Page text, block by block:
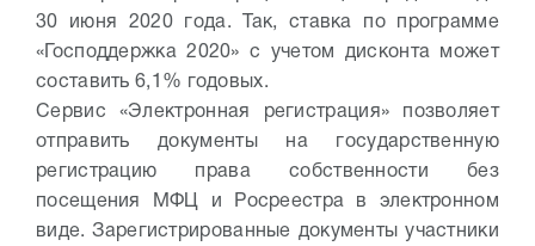
30 июня 2020 года. Так, ставка по программе
«Господдержка 2020» с учетом дисконта может
составить 6,1% годовых.
Сервис «Электронная регистрация» позволяет
отправить документы на государственную
регистрацию права собственности без
посещения МФЦ и Росреестра в электронном
виде. Зарегистрированные документы участники